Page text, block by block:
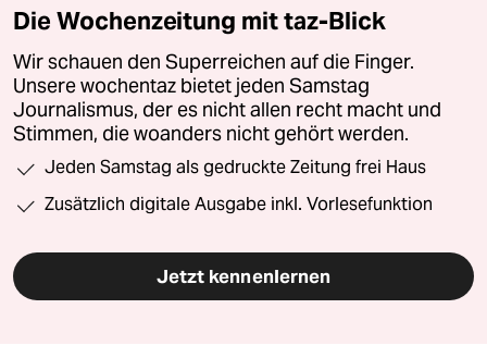
Die Wochenzeitung mit taz-Blick
Wir schauen den Superreichen auf die Finger.
Unsere wochentaz bietet jeden Samstag
Journalismus, der es nicht allen recht macht und
Stimmen, die woanders nicht gehört werden.
Jeden Samstag als gedruckte Zeitung frei Haus
Zusätzlich digitale Ausgabe inkl. Vorlesefunktion
Jetzt kennenlernen